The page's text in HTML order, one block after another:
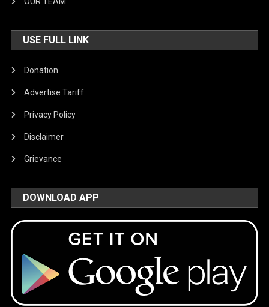
USE FULL LINK
Donation
Advertise Tariff
Privacy Policy
Disclaimer
Grievance
DOWNLOAD APP